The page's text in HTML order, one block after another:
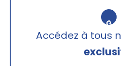
🔒
Accédez à tous